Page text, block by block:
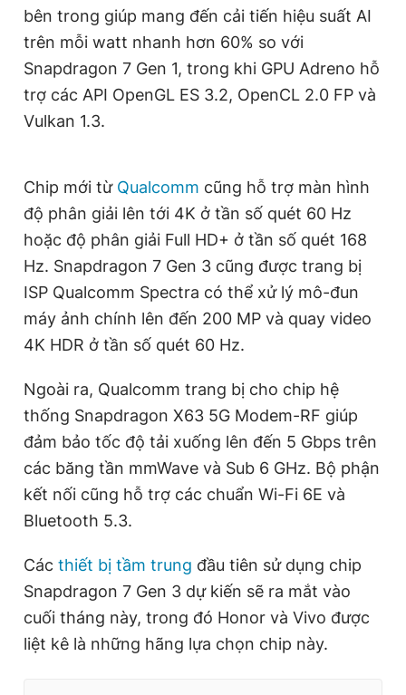
bên trong giúp mang đến cải tiến hiệu suất AI
trên mỗi watt nhanh hơn 60% so với
Snapdragon 7 Gen 1, trong khi GPU Adreno hỗ
trợ các API OpenGL ES 3.2, OpenCL 2.0 FP và
Vulkan 1.3.
Chip mới từ Qualcomm cũng hỗ trợ màn hình
độ phân giải lên tới 4K ở tần số quét 60 Hz
hoặc độ phân giải Full HD+ ở tần số quét 168
Hz. Snapdragon 7 Gen 3 cũng được trang bị
ISP Qualcomm Spectra có thể xử lý mô-đun
máy ảnh chính lên đến 200 MP và quay video
4K HDR ở tần số quét 60 Hz.
Ngoài ra, Qualcomm trang bị cho chip hệ
thống Snapdragon X63 5G Modem-RF giúp
đảm bảo tốc độ tải xuống lên đến 5 Gbps trên
các băng tần mmWave và Sub 6 GHz. Bộ phận
kết nối cũng hỗ trợ các chuẩn Wi-Fi 6E và
Bluetooth 5.3.
Các thiết bị tầm trung đầu tiên sử dụng chip
Snapdragon 7 Gen 3 dự kiến sẽ ra mắt vào
cuối tháng này, trong đó Honor và Vivo được
liệt kê là những hãng lựa chọn chip này.